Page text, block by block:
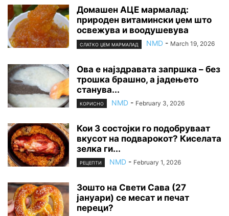
Домашен АЦЕ мармалад:
природен витамински џем што
освежува и воодушевува
СЛАТКО ЏЕМ МАРМАЛАД NMD - March 19, 2026
Ова е најздравата запршка – без
трошка брашно, а јадењето
станува...
КОРИСНО NMD - February 3, 2026
Кои 3 состојки го подобруваат
вкусот на подварокот? Киселата
зелка ги...
РЕЦЕПТИ NMD - February 1, 2026
Зошто на Свети Сава (27
јануари) се месат и печат
переци?